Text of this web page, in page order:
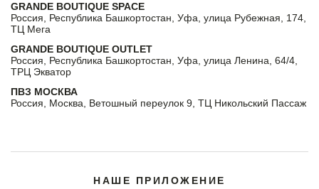
GRANDE BOUTIQUE SPACE
Россия, Республика Башкортостан, Уфа, улица Рубежная, 174,
ТЦ Мега
GRANDE BOUTIQUE OUTLET
Россия, Республика Башкортостан, Уфа, улица Ленина, 64/4,
ТРЦ Экватор
ПВЗ МОСКВА
Россия, Москва, Ветошный переулок 9, ТЦ Никольский Пассаж
НАШЕ ПРИЛОЖЕНИЕ